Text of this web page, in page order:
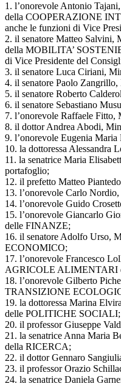
1. l’onorevole Antonio
della COOPERAZIONE
anche le funzioni di Vice
2. il senatore Matteo
della MOBILITA’
di Vice Presidente del
3. il senatore Luca Ciriani,
4. il senatore Paolo
5. il senatore Roberto
6. il senatore Sebastiano
7. l’onorevole Raffaele Fitto,
8. il dottor Andrea Abodi,
9. l’onorevole Eugenia
10. la dottoressa Alessandra
11. la senatrice Maria
portafoglio;
12. il prefetto Matteo
13. l’onorevole Carlo
14. l’onorevole Guido
15. l’onorevole Giancarlo
delle FINANZE;
16. il senatore Adolfo Urso,
ECONOMICO;
17. l’onorevole Francesco
AGRICOLE ALIMENTARI
18. l’onorevole Gilberto
TRANSIZIONE
19. la dottoressa Marina
delle POLITICHE SOCIALI;
20. il professor Giuseppe
21. la senatrice Anna Maria
della RICERCA;
22. il dottor Gennaro
23. il professor Orazio
24. la senatrice Daniela